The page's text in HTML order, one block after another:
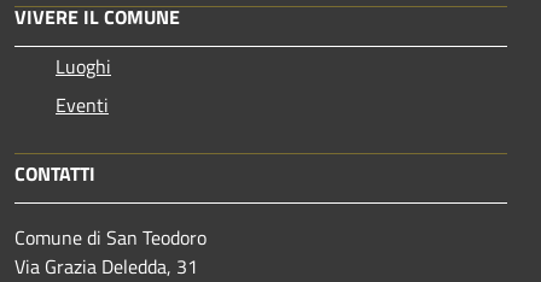
VIVERE IL COMUNE
Luoghi
Eventi
CONTATTI
Comune di San Teodoro
Via Grazia Deledda, 31